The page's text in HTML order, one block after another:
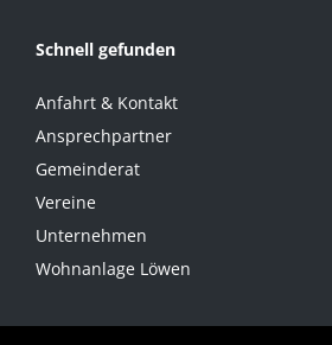
Schnell gefunden
Anfahrt & Kontakt
Ansprechpartner
Gemeinderat
Vereine
Unternehmen
Wohnanlage Löwen